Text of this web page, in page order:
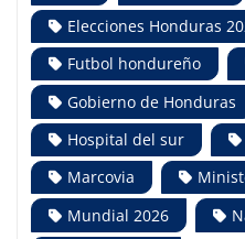
Elecciones Honduras
Futbol hondureño
Gobierno de Honduras
Hospital del sur
Marcovia
Mundial 2026